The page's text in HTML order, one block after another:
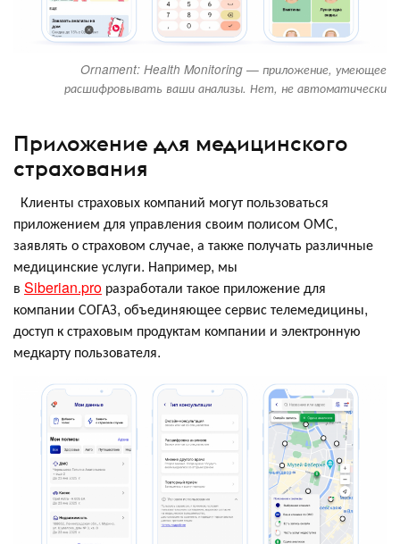
Ornament: Health Monitoring — приложение, умеющее
расшифровывать ваши анализы. Нет, не автоматически
Приложение для медицинского
страхования
Клиенты страховых компаний могут пользоваться
приложением для управления своим полисом ОМС,
заявлять о страховом случае, а также получать различные
медицинские услуги. Например, мы
в Siberian.pro разработали такое приложение для
компании СОГАЗ, объединяющее сервис телемедицины,
доступ к страховым продуктам компании и электронную
медкарту пользователя.